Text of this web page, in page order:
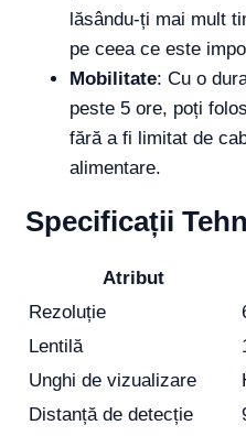
lăsându-ți mai mult
pe ceea ce este
Mobilitate: Cu o
peste 5 ore, poți
fără a fi limitat de
alimentare.
Specificații
Atribut
Rezoluție
Lentilă
Unghi de vizualizare
Distanță de detecție